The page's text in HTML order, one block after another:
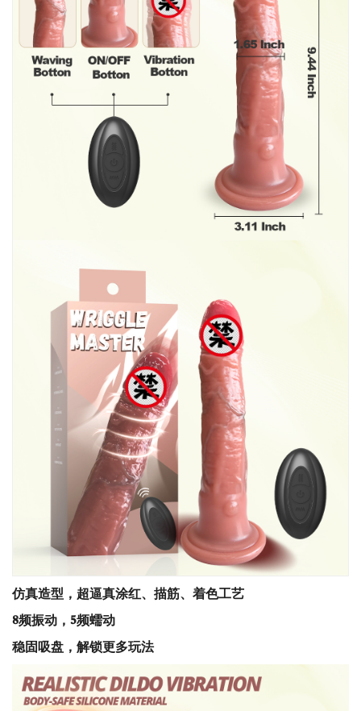
仿真造型，超逼真涂红、描筋、着色工艺
8频振动，5频蠕动
稳固吸盘，解锁更多玩法